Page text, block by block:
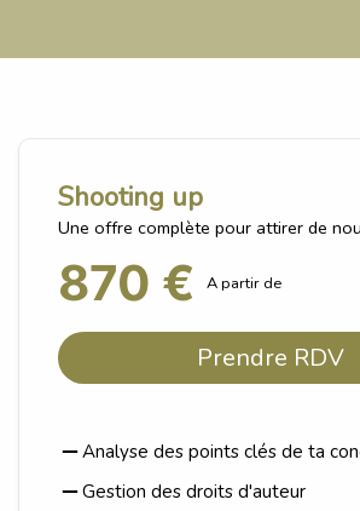
Shooting up
Une offre complète pour attirer de
870 € A partir de
Prendre RDV
Analyse des points clés de ta
Gestion des droits d'auteur